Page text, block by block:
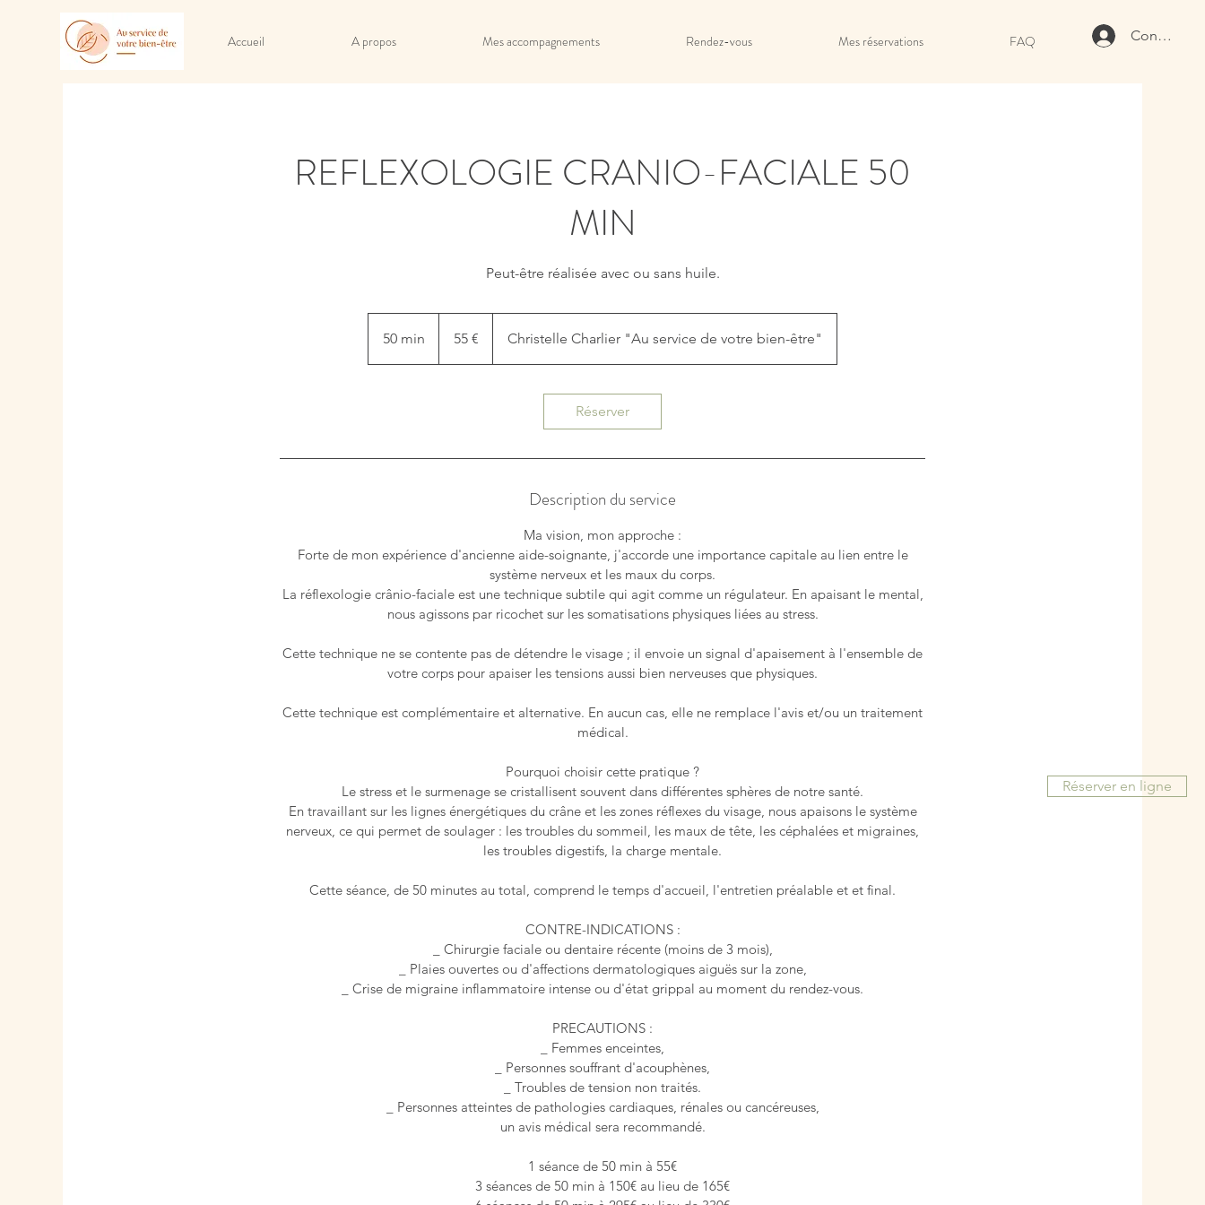
Connexion
Accueil A propos Mes accompagnements Rendez-vous Mes réservations FAQ
Réserver en ligne
REFLEXOLOGIE CRANIO-FACIALE 50
MIN
Peut-être réalisée avec ou sans huile.
50 min
0
55 € Christelle Charlier "Au service de votre bien-être"
Réserver
Description du service
Ma vision, mon approche :
Forte de mon expérience d'ancienne aide-soignante, j'accorde une importance capitale au lien entre le
système nerveux et les maux du corps.
La réflexologie crânio-faciale est une technique subtile qui agit comme un régulateur. En apaisant le mental,
nous agissons par ricochet sur les somatisations physiques liées au stress.
Cette technique ne se contente pas de détendre le visage ; il envoie un signal d'apaisement à l'ensemble de
votre corps pour apaiser les tensions aussi bien nerveuses que physiques.
Cette technique est complémentaire et alternative. En aucun cas, elle ne remplace l'avis et/ou un traitement
médical.
Pourquoi choisir cette pratique ?
Le stress et le surmenage se cristallisent souvent dans différentes sphères de notre santé.
En travaillant sur les lignes énergétiques du crâne et les zones réflexes du visage, nous apaisons le système
nerveux, ce qui permet de soulager : les troubles du sommeil, les maux de tête, les céphalées et migraines,
les troubles digestifs, la charge mentale.
Cette séance, de 50 minutes au total, comprend le temps d'accueil, l'entretien préalable et et final.
CONTRE-INDICATIONS :
_ Chirurgie faciale ou dentaire récente (moins de 3 mois),
_ Plaies ouvertes ou d'affections dermatologiques aiguës sur la zone,
_ Crise de migraine inflammatoire intense ou d'état grippal au moment du rendez-vous.
PRECAUTIONS :
_ Femmes enceintes,
_ Personnes souffrant d'acouphènes,
_ Troubles de tension non traités.
_ Personnes atteintes de pathologies cardiaques, rénales ou cancéreuses,
un avis médical sera recommandé.
1 séance de 50 min à 55€
3 séances de 50 min à 150€ au lieu de 165€